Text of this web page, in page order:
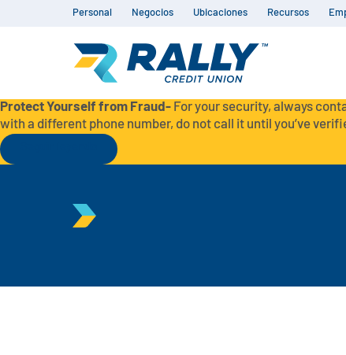
Personal Negocios Ubicaciones Recursos
Protect Yourself from Fraud- For your security, always
with a different phone number, do not call it until you’ve